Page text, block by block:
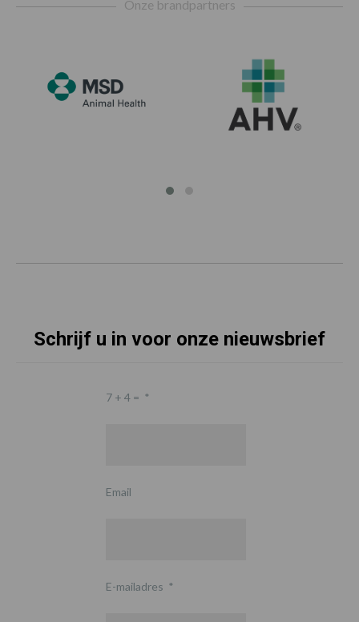
Onze brandpartners
Schrijf u in voor onze nieuwsbrief
7 + 4 = *
Email
E-mailadres *